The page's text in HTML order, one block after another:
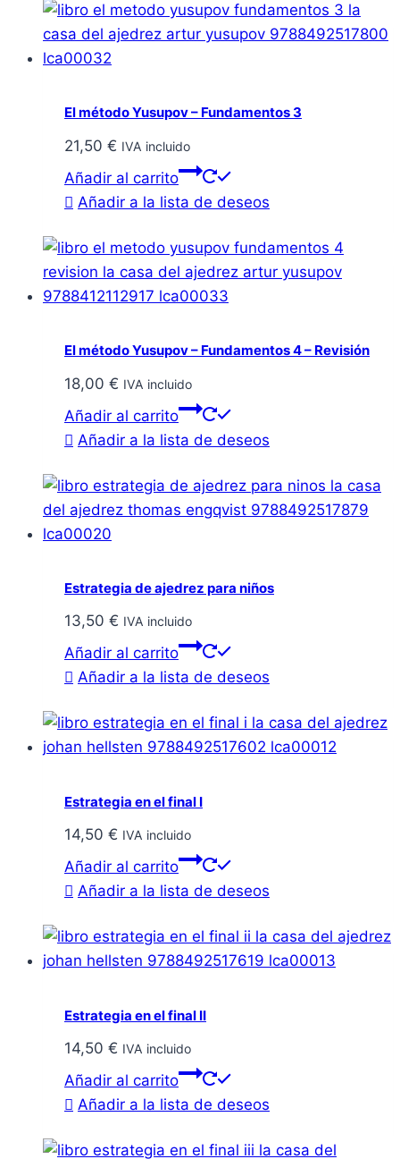
El método Yusupov – Fundamentos 3
21,50 € IVA incluido
Añadir al carrito
Añadir a la lista de deseos
El método Yusupov – Fundamentos 4 – Revisión
18,00 € IVA incluido
Añadir al carrito
Añadir a la lista de deseos
Estrategia de ajedrez para niños
13,50 € IVA incluido
Añadir al carrito
Añadir a la lista de deseos
Estrategia en el final I
14,50 € IVA incluido
Añadir al carrito
Añadir a la lista de deseos
Estrategia en el final II
14,50 € IVA incluido
Añadir al carrito
Añadir a la lista de deseos